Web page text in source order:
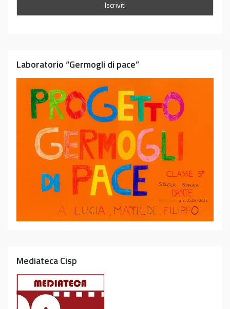
Laboratorio “Germogli di pace”
Mediateca Cisp